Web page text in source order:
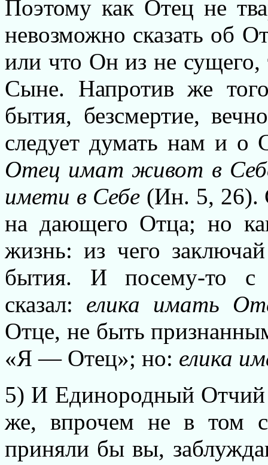
Поэтому как Отец не
невозможно сказать об
или что Он из не сущего,
Сыне. Напротив же
бытия, безсмертие,
следует думать нам и о
Отец имат живот в
имети в Себе (Ин. 5, 26).
на дающего Отца; но
жизнь: из чего
бытия. И посему-то с
сказал: елика имать
Отце, не быть
«Я — Отец»; но: елика
5) И Единородный
же, впрочем не в том
приняли бы вы,